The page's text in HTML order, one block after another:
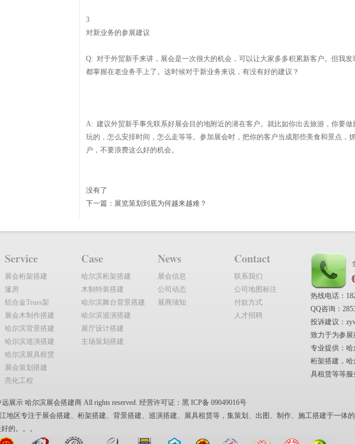
3
对新业务的参展建议
Q: 对于外贸新手来讲，展会是一次很大的机会，可以让大家多多积累新客户。但我
都掌握在老业务手上了。这时候对于新业务来说，有没有好的建议？
A: 建议外贸新手事先联系好展会目的地附近的潜在客户。就比如你出去旅游，你要
玩的，怎么安排时间，怎么走等等。参加展会时，把你的客户当成那些美食和景点，
户，不要浪费这么好的机会。
没有了
下一篇：展览策划到底为何越来越难？
Service
展会桁架搭建
篷房
铝合金Truss架
展会木制作搭建
哈尔滨背景搭建
哈尔滨巡演搭建
哈尔滨展具租赁
展会策划搭建
亮化工程
Case
哈尔滨桁架搭建
木制特装搭建
哈尔滨舞台背景搭建
哈尔滨巡演搭建
展厅设计搭建
主场策划搭建
News
展会信息
公司动态
展商须知
Contact
联系我们
公司地图标注
付款方式
人才招聘
热线电话：
QQ咨询：
投诉建议：
致力于为参展
专业提供：
桁架搭建，
具租赁等等服
展示 哈尔滨展会搭建商 All rights reserved. 经营许可证：黑 ICP备 09049016号
地区专注于展会搭建、桁架搭建、背景搭建、巡演搭建、展具租赁等，集策划、出图、制作、施工搭建于一体
的。。。